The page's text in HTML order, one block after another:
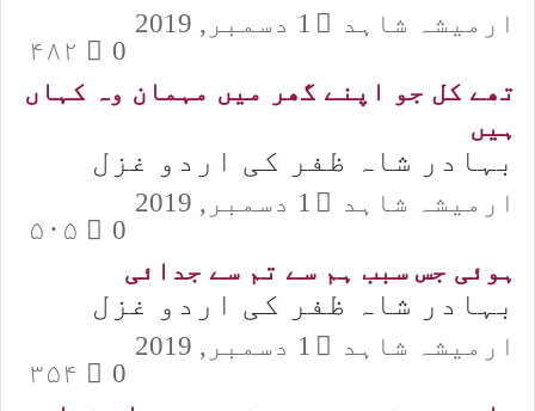
ارمیشہ شاہد
1 دسمبر, 2019
0
تھے کل جو اپنے گھر میں مہمان وہ کہاں
ہیں
بہادر شاہ ظفر کی اردو غزل
ارمیشہ شاہد
1 دسمبر, 2019
0
ہوئی جس سبب ہم سے تم سے جدائی
بہادر شاہ ظفر کی اردو غزل
ارمیشہ شاہد
1 دسمبر, 2019
0